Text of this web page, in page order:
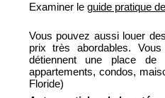
Examiner le guide pratique
Vous pouvez aussi louer
prix très abordables.
détiennent une place
appartements, condos,
Floride)